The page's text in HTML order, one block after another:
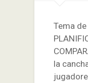
Tema
la